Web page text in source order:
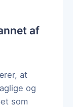
af
at
og
som